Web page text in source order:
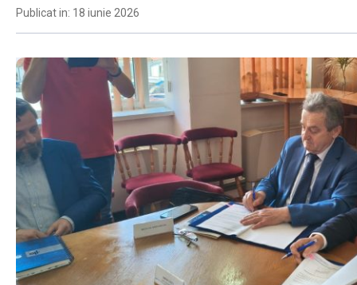
Publicat in: 18 iunie 2026